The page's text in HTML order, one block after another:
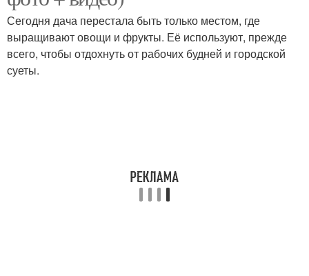
Сегодня дача перестала быть только местом, где
выращивают овощи и фрукты. Её используют, прежде
всего, чтобы отдохнуть от рабочих будней и городской
суеты.